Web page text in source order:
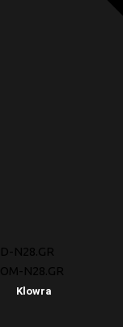
D-N28.GR
OM-N28.GR
Klowra